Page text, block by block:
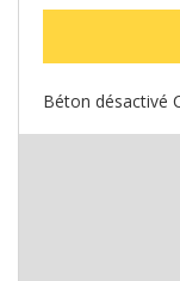
Béton désactivé